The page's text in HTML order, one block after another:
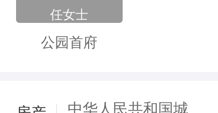
【王女士】发布了【城
关镇文明路】的二手房
信息
开路与朝阳路交叉口】
任女士
公园首府
中华人民共和国城